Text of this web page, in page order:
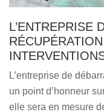
L’ENTREPRISE
L’entreprise de
un point d’honneur
elle sera en mesure